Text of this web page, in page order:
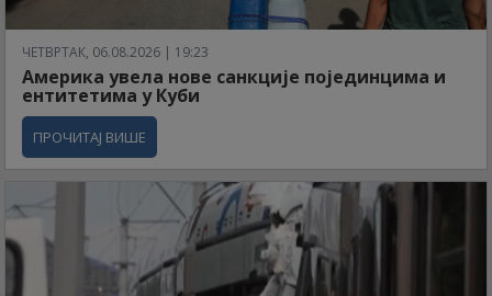
ЧЕТВРТАК, 06.08.2026 | 19:23
Америка увела нове санкције појединцима и
ентитетима у Куби
ПРОЧИТАЈ ВИШЕ